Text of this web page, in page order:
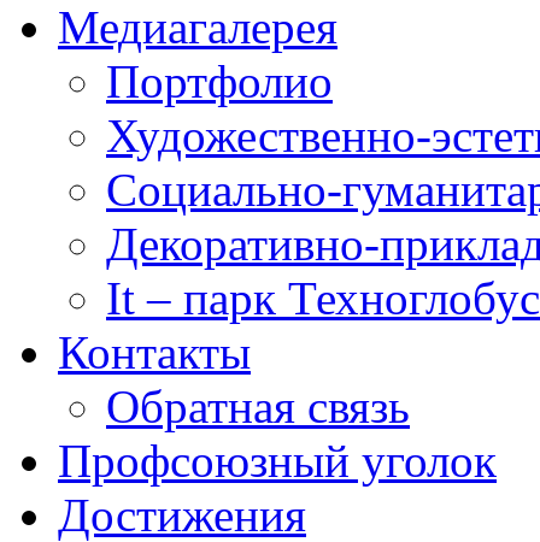
Медиагалерея
Портфолио
Художественно-
Социально-
Декоративно-
It – парк Техноглобус
Контакты
Обратная связь
Профсоюзный уголок
Достижения